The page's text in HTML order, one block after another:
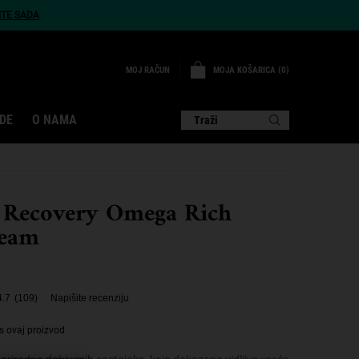
SADA
MOJ RAČUN MOJA KOŠARICA 0
0 PROIZVOD
O NAMA Traži
Omega Rich
(109) Napišite recenziju
ovaj proizvod